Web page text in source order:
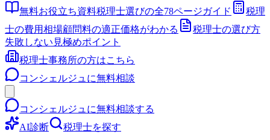
無料お役立ち資料税理士選びの全78ページガイド
税理
士の費用相場顧問料の適正価格がわかる
税理士の選び方
失敗しない見極めポイント
税理士事務所の方はこちら
コンシェルジュに無料相談
コンシェルジュに無料相談する
AI診断
税理士を探す